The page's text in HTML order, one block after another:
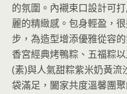
的氛圍。內襯束口設計可
麗的精緻感。包身輕盈，
步，為造型增添優雅從容
香宮經典烤鴨粽、五福粽
(素)與人氣甜粽紫米奶黃
袋滿足，闔家共度溫馨團